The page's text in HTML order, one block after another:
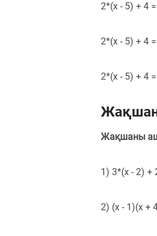
2*(x - 5) + 4
2*(x - 5) + 4
2*(x - 5) + 4
Жақшаны
1) 3*(x - 2) +
2) (x - 1)(x +